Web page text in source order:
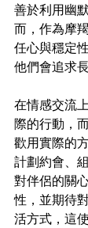
善於利用幽
而，作為摩
任心與穩定
他們會追求
在情感交流
際的行動，
歡用實際的
計劃約會、
對伴侶的關
性，並期待
活方式，這